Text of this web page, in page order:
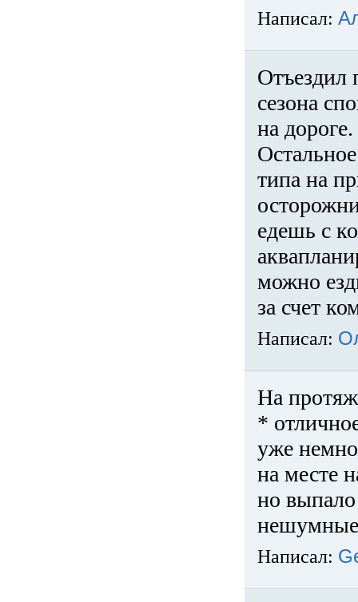
Написал:
Отъездил
сезона
на
типа на
едешь с
можно
за счет
Написал:
На
*
уже
на месте
но
нешумные
Написал: